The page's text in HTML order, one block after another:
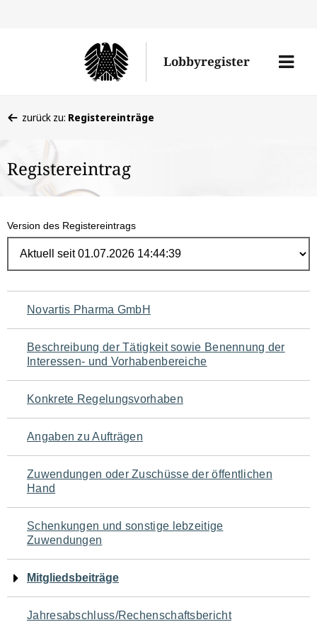
Lobbyregister
Menü
befinden
hier:
zurück zu: Registereinträge
Registereintrag
Version des Registereintrags
Navigation
für
den
Seiteninhalt
Novartis Pharma GmbH
Beschreibung der Tätigkeit sowie Benennung der
Interessen- und Vorhabenbereiche
Konkrete Regelungsvorhaben
Angaben zu Aufträgen
Zuwendungen oder Zuschüsse der öffentlichen
Hand
Schenkungen und sonstige lebzeitige
Zuwendungen
Mitgliedsbeiträge
Jahresabschluss/Rechenschaftsbericht